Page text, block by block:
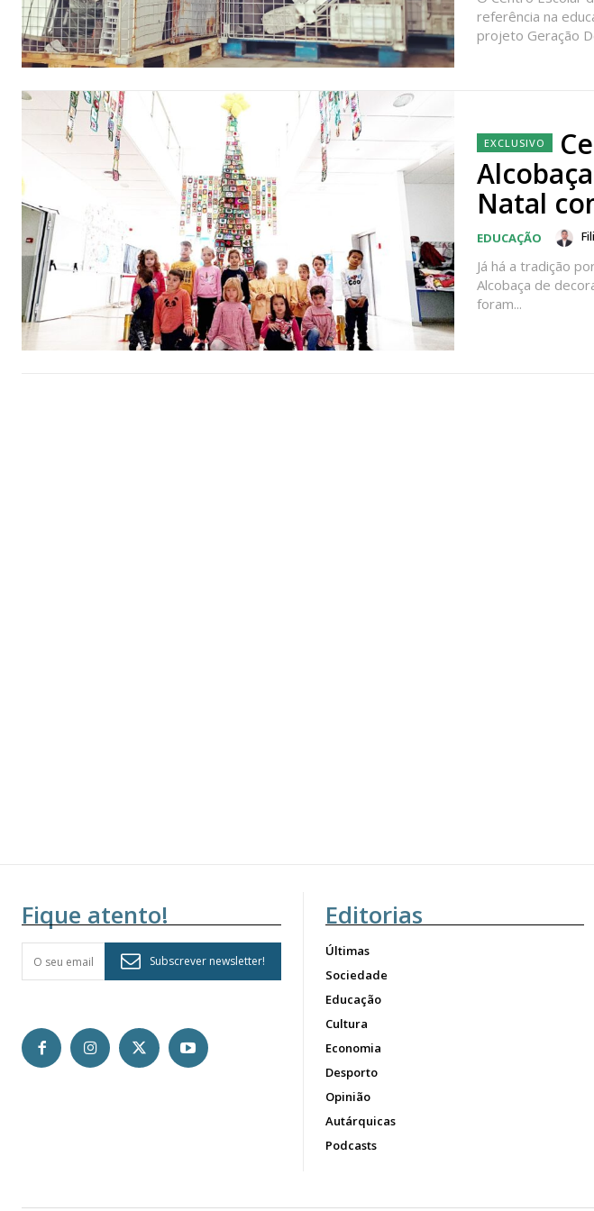
ASSINATURA
IMPRESSA
32€
12 meses
Edição em papel entregue à Quinta-feira
em sua casa
Acesso ao conteúdo online
Acesso aos conteúdos Exclusivos para
assinantes
Ofertas para assinatura anual
referência na
projeto Geração
Natal
EDUCAÇÃO
Já há a tradição
Alcobaça de
foram...
Fique atento!
Subscrever newsletter!
Editorias
Últimas
Sociedade
Educação
Cultura
Economia
Desporto
Opinião
Autárquicas
Podcasts